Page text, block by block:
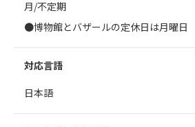
月/不定期
●博物館とバザールの定休日は月曜日
対応言語
日本語